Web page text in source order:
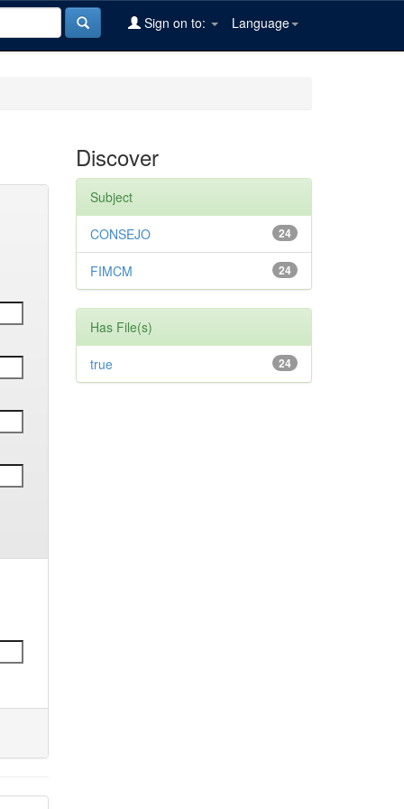
Language
Sign on to:
Discover
Subject
24
CONSEJO
24
FIMCM
Has File(s)
24
true